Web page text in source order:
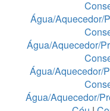
Água/Aquecedor/
Água/Aquecedor/
Água/Aquecedor/
Água/Aquecedor/